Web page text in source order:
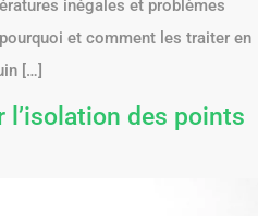
inégales et problèmes
et comment les traiter en
[…]
des points